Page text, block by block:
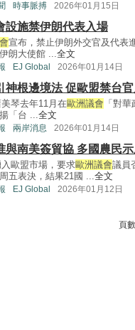
時事脈搏 2026年01月15日
設施禁伊朗代表入場
宣布，禁止伊朗外交官及代表
朗大使館 ...全文
EJ Global 2026年01月14日
神根邊境法 促歐盟禁台
琴去年11月在歐洲議會 「對
「台 ...全文
兩岸消息 2026年01月14日
與南美簽貿協 多國農民
歐盟市場，要求歐洲議會議員
五表決，結果21國 ...全文
EJ Global 2026年01月12日
頁數